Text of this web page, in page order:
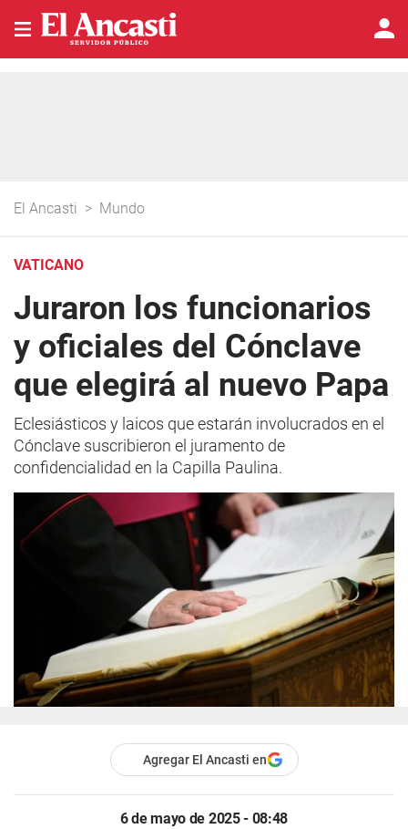
El Ancasti > Mundo
VATICANO
Juraron los funcionarios
y oficiales del Cónclave
que elegirá al nuevo Papa
Eclesiásticos y laicos que estarán involucrados en el
Cónclave suscribieron el juramento de
confidencialidad en la Capilla Paulina.
Agregar El Ancasti en
6 de mayo de 2025 - 08:48